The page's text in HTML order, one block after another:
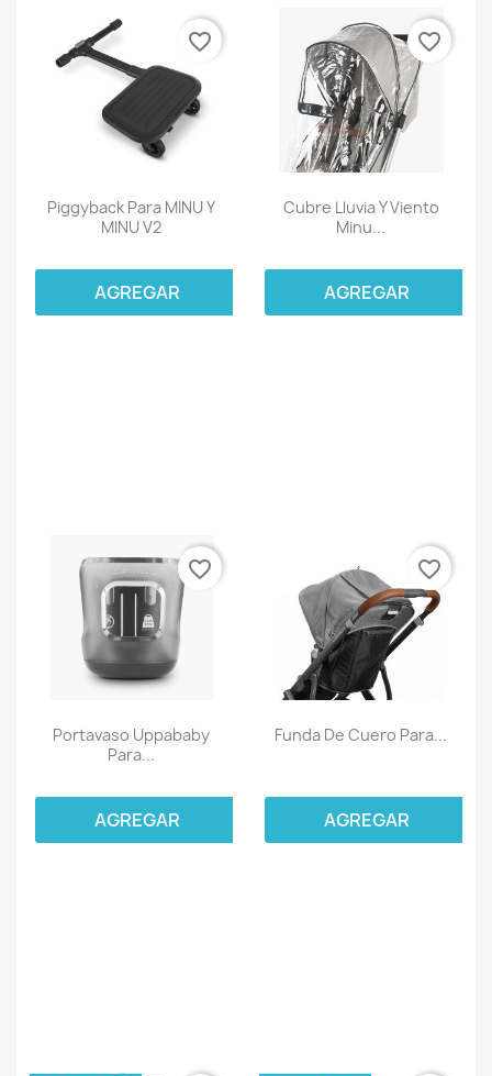
Piggyback Para MINU Y
MINU V2
AGREGAR
favorite_border
Cubre Lluvia Y Viento
Minu...
AGREGAR
favorite_border
Portavaso Uppababy
Para...
AGREGAR
favorite_border
Funda De Cuero Para...
AGREGAR
favorite_border